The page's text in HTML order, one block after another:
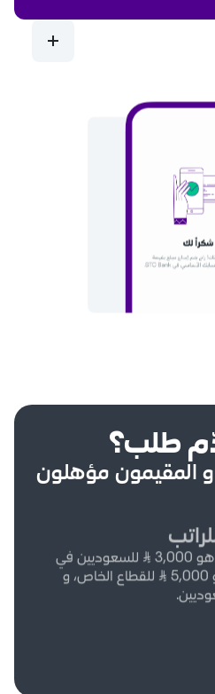
طلب؟
المقيمون مؤهلون
الحد الأدنى للراتب هو 3,000 ⃁ للسعوديين في
القطاع الحكومي، و 5,000 ⃁ للقطاع الخاص، و